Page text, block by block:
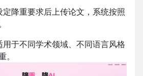
定降重要求后上传论文，系统按照
用于不同学术领域、不同语言风格
。